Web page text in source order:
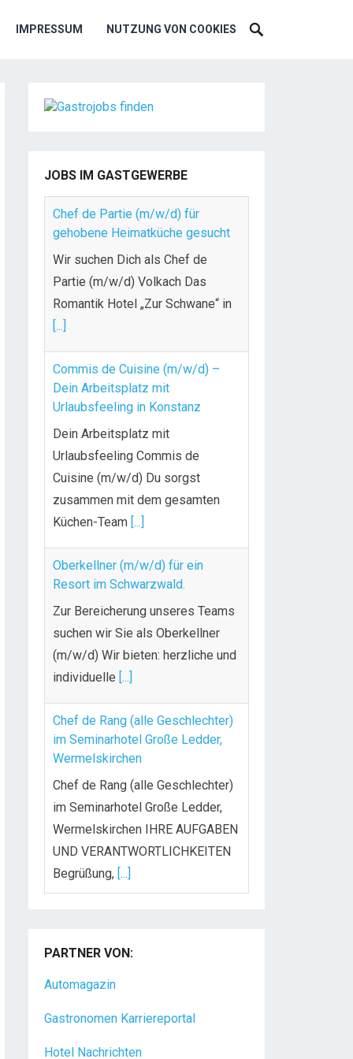
IMPRESSUM NUTZUNG VON COOKIES
JOBS IM GASTGEWERBE
Chef de Partie (m/w/d) für
gehobene Heimatküche gesucht
Wir suchen Dich als Chef de
Partie (m/w/d) Volkach Das
Romantik Hotel „Zur Schwane“ in
[...]
Commis de Cuisine (m/w/d) –
Dein Arbeitsplatz mit
Urlaubsfeeling in Konstanz
Dein Arbeitsplatz mit
Urlaubsfeeling Commis de
Cuisine (m/w/d) Du sorgst
zusammen mit dem gesamten
Küchen-Team [...]
Oberkellner (m/w/d) für ein
Resort im Schwarzwald.
Zur Bereicherung unseres Teams
suchen wir Sie als Oberkellner
(m/w/d) Wir bieten: herzliche und
individuelle [...]
Chef de Rang (alle Geschlechter)
im Seminarhotel Große Ledder,
Wermelskirchen
Chef de Rang (alle Geschlechter)
im Seminarhotel Große Ledder,
Wermelskirchen IHRE AUFGABEN
UND VERANTWORTLICHKEITEN
Begrüßung, [...]
Mitarbeitern liegt auf dem
Gelände eines
[...]
PARTNER VON:
Automagazin
Gastronomen Karriereportal